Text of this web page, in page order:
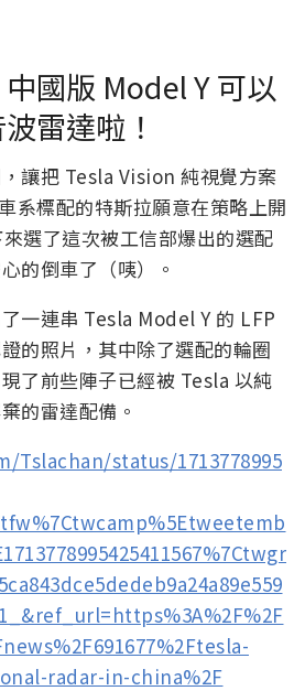
國版 Model Y 可以
雷達啦！
讓把 Tesla Vision 純視覺方案
系標配的特斯拉願意在策略上開
選了這次被工信部爆出的選配
的倒車了（咦）。
一連串 Tesla Model Y 的 LFP
的照片，其中除了選配的輪圈
了前些陣子已經被 Tesla 以純
的雷達配備。
status/1713778995
radar-in-china%2F